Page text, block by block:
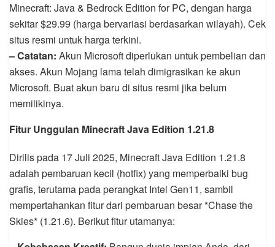
Minecraft: Java & Bedrock Edition for PC, dengan harga
sekitar $29.99 (harga bervariasi berdasarkan wilayah). Cek
situs resmi untuk harga terkini.
– Catatan: Akun Microsoft diperlukan untuk pembelian dan
akses. Akun Mojang lama telah dimigrasikan ke akun
Microsoft. Buat akun baru di situs resmi jika belum
memilikinya.
Fitur Unggulan Minecraft Java Edition 1.21.8
Dirilis pada 17 Juli 2025, Minecraft Java Edition 1.21.8
adalah pembaruan kecil (hotfix) yang memperbaiki bug
grafis, terutama pada perangkat Intel Gen11, sambil
mempertahankan fitur dari pembaruan besar *Chase the
Skies* (1.21.6). Berikut fitur utamanya: